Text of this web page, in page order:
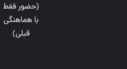
(حضور فقط
با هماهنگی
قبلی)